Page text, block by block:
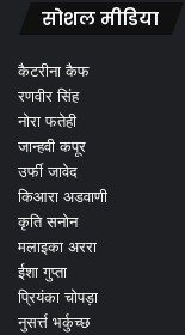
सोशल मीडिया
कैटरीना कैफ
रणवीर सिंह
नोरा फतेही
जान्हवी कपूर
उर्फी जावेद
किआरा अडवाणी
कृति सनोन
मलाइका अररा
ईशा गुप्ता
प्रियंका चोपड़ा
नुसर्त्त भर्कुच्छ